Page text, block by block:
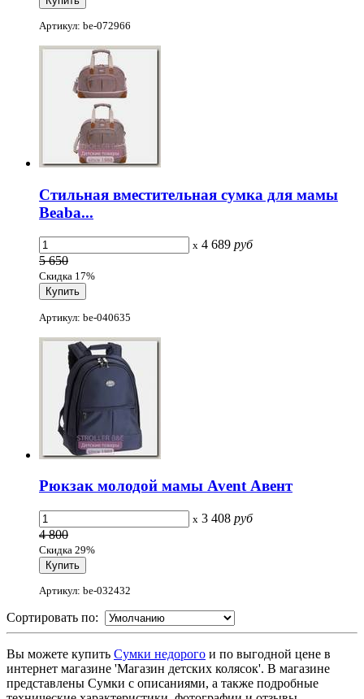
Артикул: be-072966
Стильная вместительная сумка для мамы
Beaba...
x 4 689 руб
5 650
Скидка 17%
Артикул: be-040635
Рюкзак молодой мамы Avent Авент
x 3 408 руб
4 800
Скидка 29%
Артикул: be-032432
Сортировать по:
Вы можете купить Сумки недорого и по выгодной цене в
интернет магазине 'Магазин детских колясок'. В магазине
представлены Сумки с описаниями, а также подробные